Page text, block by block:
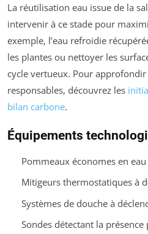
La réutilisation eau issue de la
intervenir à ce stade pour
exemple, l’eau refroidie
les plantes ou nettoyer les
cycle vertueux. Pour
responsables, découvrez les
bilan carbone.
Équipements
Pommeaux économes en
Mitigeurs thermostatiques à
Systèmes de douche à
Sondes détectant la